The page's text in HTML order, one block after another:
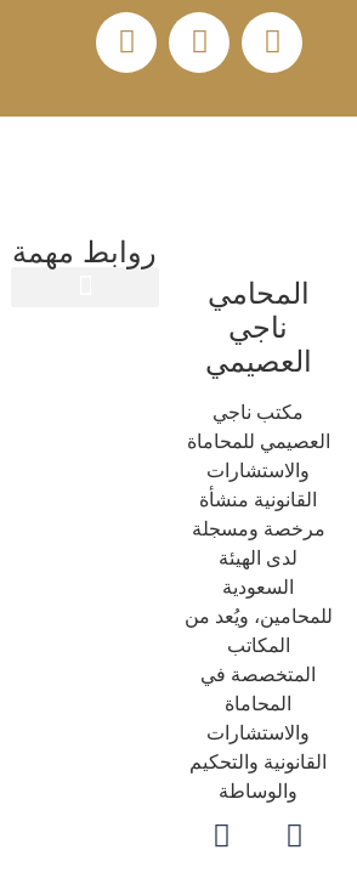
المحامي
ناجي
العصيمي
مكتب ناجي
للمحاماة
والاستشارات
منشأة
ومسجلة
لدى الهيئة
السعودية
ويُعد من
المكاتب
المتخصصة في
المحاماة
والاستشارات
والتحكيم
والوساطة
روابط مهمة